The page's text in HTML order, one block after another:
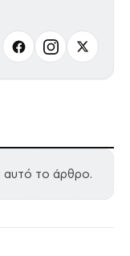
αυτό το άρθρο.